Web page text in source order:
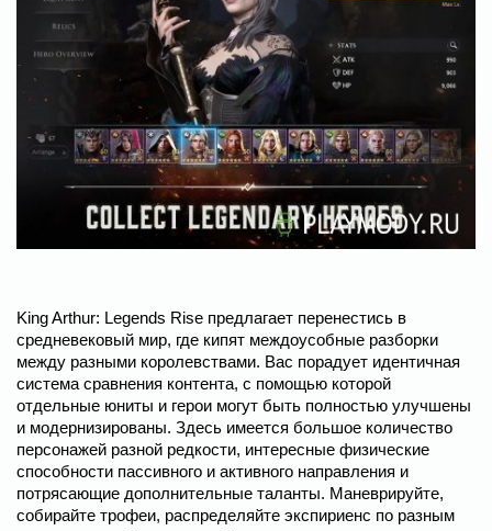
King Arthur: Legends Rise предлагает перенестись в
средневековый мир, где кипят междоусобные разборки
между разными королевствами. Вас порадует идентичная
система сравнения контента, с помощью которой
отдельные юниты и герои могут быть полностью улучшены
и модернизированы. Здесь имеется большое количество
персонажей разной редкости, интересные физические
способности пассивного и активного направления и
потрясающие дополнительные таланты. Маневрируйте,
собирайте трофеи, распределяйте экспириенс по разным